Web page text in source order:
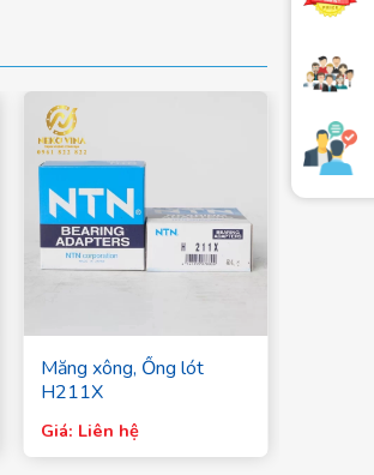
Măng xông, Ống lót
H211X
Giá: Liên hệ